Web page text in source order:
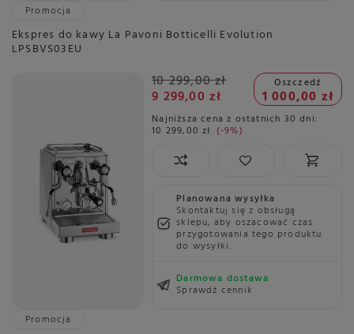
Promocja
Ekspres do kawy La Pavoni Botticelli Evolution
LPSBVS03EU
10 299,00 zł
9 299,00 zł
Oszczedź
1 000,00 zł
Najniższa cena z ostatnich 30 dni:
10 299,00 zł -9%
Planowana wysyłka
Skontaktuj się z obsługą
sklepu, aby oszacować czas
przygotowania tego produktu
do wysyłki.
Darmowa dostawa
Sprawdź cennik
Promocja